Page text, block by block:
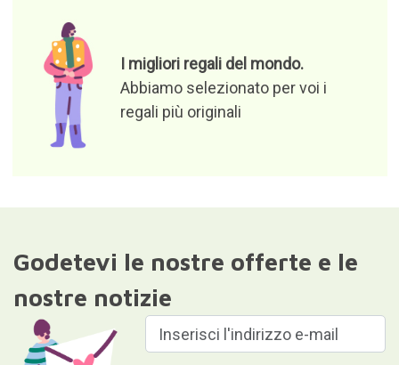
I migliori regali del mondo.
Abbiamo selezionato per voi i
regali più originali
Godetevi le nostre offerte e le
nostre notizie